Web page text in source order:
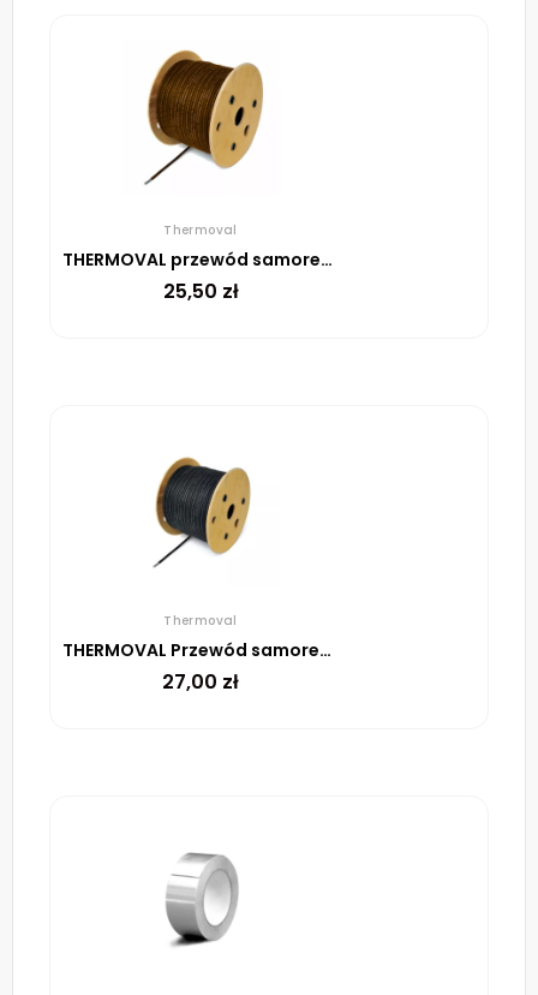
Thermoval
THERMOVAL przewód samoregulujący BO-15 W/m
25,50 zł
Thermoval
THERMOVAL Przewód samoregulujący TV ELSR BO UV – 16 W/m
27,00 zł